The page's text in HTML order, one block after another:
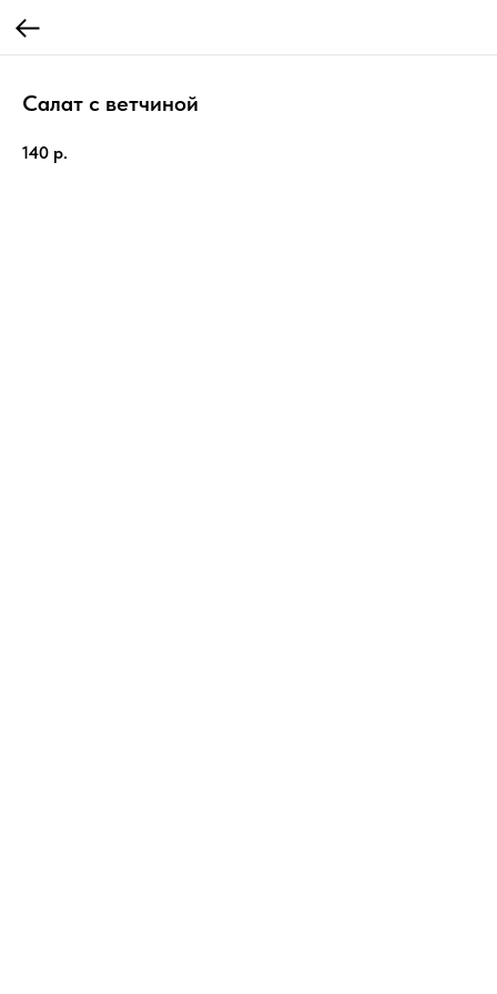
Салат с ветчиной
140 р.